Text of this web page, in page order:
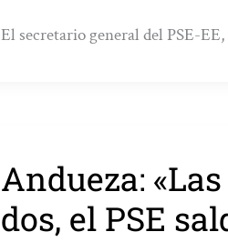
El secretario general del PSE-
Andueza:
dos, el PSE